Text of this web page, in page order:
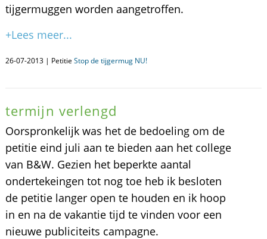
tijgermuggen worden aangetroffen.
+Lees meer...
26-07-2013 | Petitie Stop de tijgermug NU!
termijn verlengd
Oorspronkelijk was het de bedoeling om de
petitie eind juli aan te bieden aan het college
van B&W. Gezien het beperkte aantal
ondertekeingen tot nog toe heb ik besloten
de petitie langer open te houden en ik hoop
in en na de vakantie tijd te vinden voor een
nieuwe publiciteits campagne.